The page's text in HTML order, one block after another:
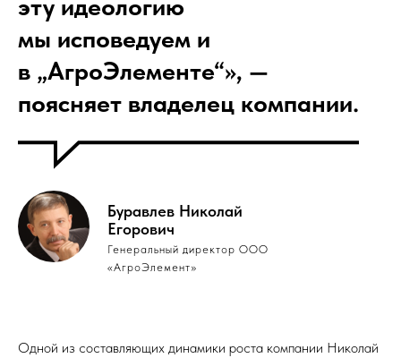
мы исповедуем и
в „АгроЭлементе“», —
поясняет владелец компании.
Буравлев Николай
Егорович
Генеральный директор ООО
«АгроЭлемент»
Одной из составляющих динамики роста компании Николай